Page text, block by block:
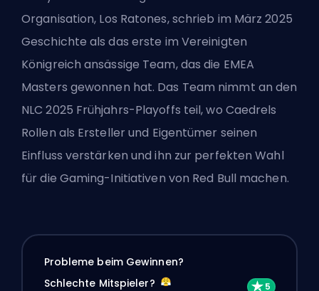
Organisation, Los Ratones, schrieb im März 2025
Geschichte als das erste im Vereinigten
Königreich ansässige Team, das die EMEA
Masters gewonnen hat. Das Team nimmt an den
NLC 2025 Frühjahrs-Playoffs teil, wo Caedrels
Rollen als Ersteller und Eigentümer seinen
Einfluss verstärken und ihn zur perfekten Wahl
für die Gaming-Initiativen von Red Bull machen.
Probleme beim Gewinnen?
Schlechte Mitspieler?